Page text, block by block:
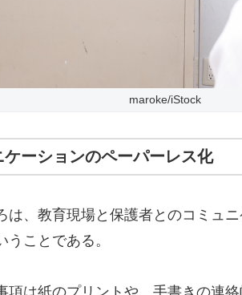
maroke/iStock
ーションのペーパーレス化
は、教育現場と保護者とのコミュ
ことである。